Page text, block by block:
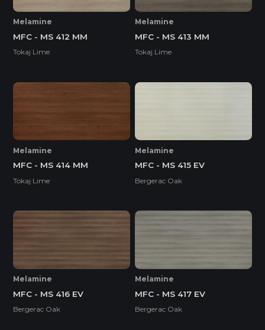
Melamine
MFC - MS 412 MM
Tokaj Lime
Melamine
MFC - MS 413 MM
Tokaj Lime
Melamine
MFC - MS 414 MM
Tokaj Lime
Melamine
MFC - MS 415 EV
Bergerac Oak
Melamine
MFC - MS 416 EV
Bergerac Oak
Melamine
MFC - MS 417 EV
Bergerac Oak